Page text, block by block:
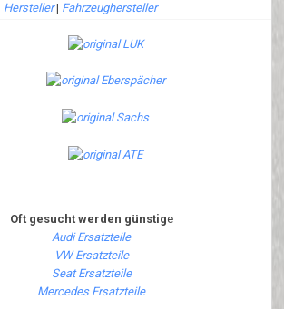
Hersteller| Fahrzeughersteller
Oft gesucht werden günstige
Audi Ersatzteile
VW Ersatzteile
Seat Ersatzteile
Mercedes Ersatzteile